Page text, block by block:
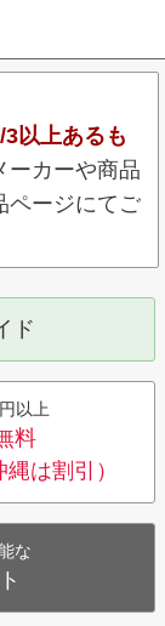
以上あるも
ーカーや商品
ページにてご
ド
以上
料
縄は割引）
な